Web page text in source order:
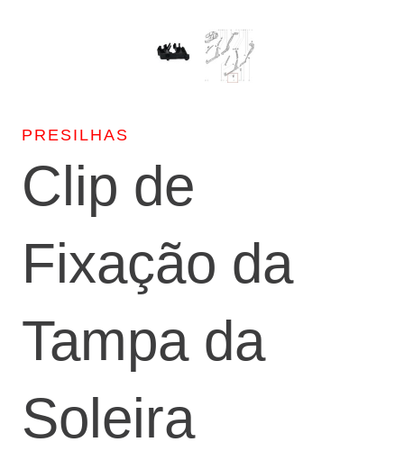
PRESILHAS
Clip de
Fixação da
Tampa da
Soleira